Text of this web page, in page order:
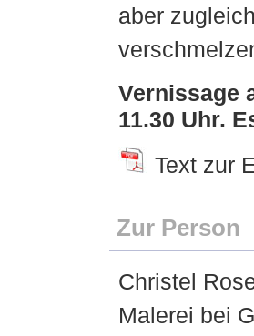
aber
Vernissage
11.30 Uhr.
Text zur
Zur Person
Christel
Malerei bei